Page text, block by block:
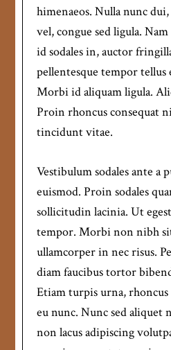
himenaeos. Nulla nunc
vel, congue sed ligula.
id sodales in, auctor
pellentesque tempor
Morbi id aliquam ligula.
Proin rhoncus consequat
tincidunt vitae.
Vestibulum sodales ante a
euismod. Proin sodales
sollicitudin lacinia. Ut
tempor. Morbi non nibh
ullamcorper in nec risus.
diam faucibus tortor
Etiam turpis urna,
eu nunc. Nunc sed aliquet
non lacus adipiscing